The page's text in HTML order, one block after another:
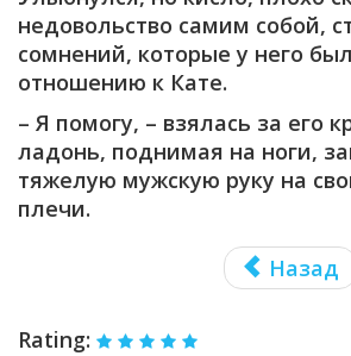
недовольство самим собой,
сомнений, которые у него
отношению к Кате.
– Я помогу, – взялась за его
ладонь, поднимая на ноги,
тяжелую мужскую руку на
плечи.
Назад
Rating: